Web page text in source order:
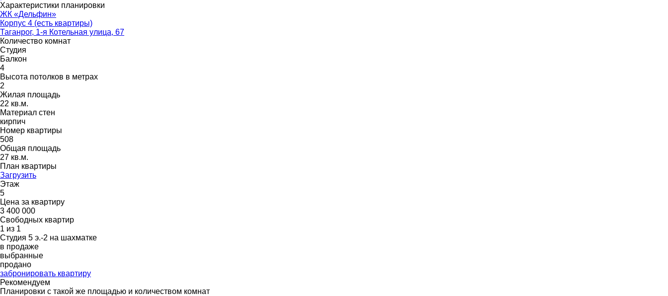
Характеристики планировки
ЖК «Дельфин»
Корпус 4 (есть квартиры)
Таганрог, 1-я Котельная улица, 67
Количество комнат
Студия
Балкон
4
Высота потолков в метрах
2
Жилая площадь
22 кв.м.
Материал стен
кирпич
Номер квартиры
508
Общая площадь
27 кв.м.
План квартиры
Загрузить
Этаж
5
Цена за квартиру
3 400 000
Свободных квартир
1 из 1
Студия 5 э.-2 на шахматке
в продаже
выбранные
продано
забронировать квартиру
Рекомендуем
Планировки с такой же площадью и количеством комнат